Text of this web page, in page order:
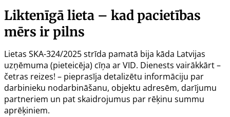
Liktenīgā lieta – kad pacietības
mērs ir pilns
Lietas SKA-324/2025strīda pamatā bija kāda Latvijas
uzņēmuma (pieteicēja) cīņa ar VID. Dienests vairākkārt –
četras reizes! – pieprasīja detalizētu informāciju par
darbinieku nodarbināšanu, objektu adresēm, darījumu
partneriem un pat skaidrojumus par rēķinu summu
aprēķiniem.